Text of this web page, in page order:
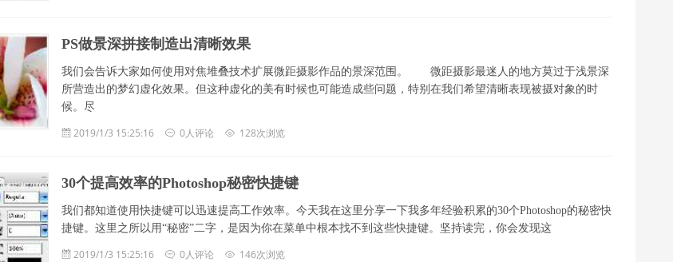
PS做景深拼接制造出清晰效果
我们会告诉大家如何使用对焦堆叠技术扩展微距摄影作品的景深范围。 微距摄影最迷人的地方莫过于浅景深
所营造出的梦幻虚化效果。但这种虚化的美有时候也可能造成些问题，特别在我们希望清晰表现被摄对象的时
候。尽
2019/1/3 15:25:16 0人评论 128次浏览
30个提高效率的Photoshop秘密快捷键
我们都知道使用快捷键可以迅速提高工作效率。今天我在这里分享一下我多年经验积累的30个Photoshop的秘密快
捷键。这里之所以用“秘密”二字，是因为你在菜单中根本找不到这些快捷键。坚持读完，你会发现这
2019/1/3 15:25:16 0人评论 146次浏览